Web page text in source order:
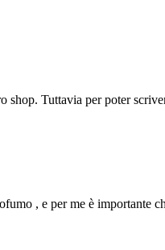
Tuttavia per poter
, e per me è importante